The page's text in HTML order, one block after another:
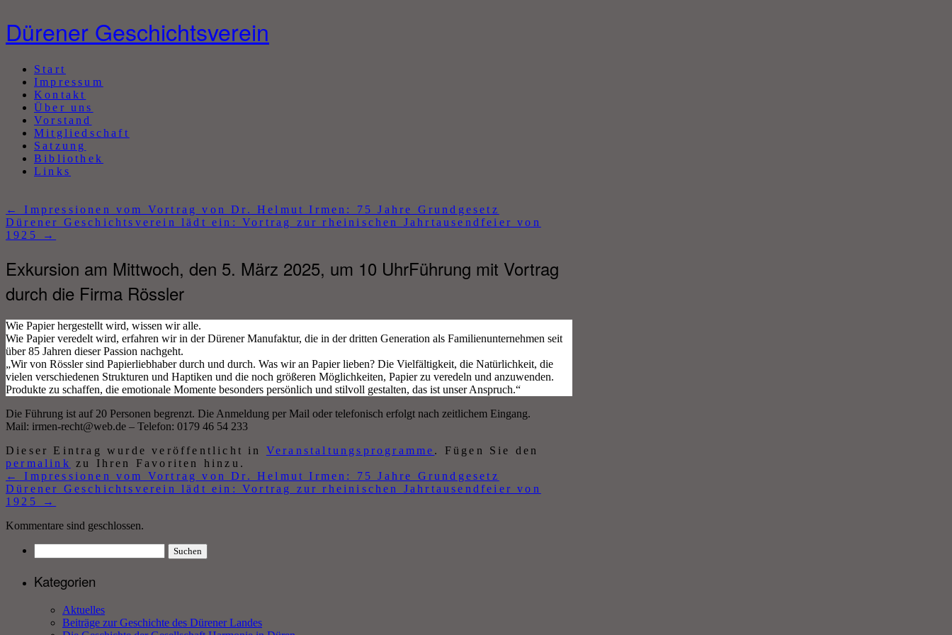
Dürener Geschichtsverein
Abbrechen
Start
Impressum
Kontakt
Über uns
Vorstand
Mitgliedschaft
Satzung
Bibliothek
Links
←
Impressionen vom Vortrag von Dr. Helmut Irmen: 75 Jahre Grundgesetz
Dürener Geschichtsverein lädt ein: Vortrag zur rheinischen Jahrtausendfeier von
1925
→
Exkursion am Mittwoch, den 5. März 2025, um 10 UhrFührung mit Vortrag
durch die Firma Rössler
Wie Papier hergestellt wird, wissen wir alle.
Wie Papier veredelt wird, erfahren wir in der Dürener Manufaktur, die in der dritten Generation als Familienunternehmen seit
über 85 Jahren dieser Passion nachgeht.
„Wir von Rössler sind Papierliebhaber durch und durch. Was wir an Papier lieben? Die Vielfältigkeit, die Natürlichkeit, die
vielen verschiedenen Strukturen und Haptiken und die noch größeren Möglichkeiten, Papier zu veredeln und anzuwenden.
Produkte zu schaffen, die emotionale Momente besonders persönlich und stilvoll gestalten, das ist unser Anspruch.“
Die Führung ist auf 20 Personen begrenzt. Die Anmeldung per Mail oder telefonisch erfolgt nach zeitlichem Eingang.
Mail: irmen-recht@web.de – Telefon: 0179 46 54 233
Dieser Eintrag wurde veröffentlicht in Veranstaltungsprogramme . Fügen Sie den
permalink zu Ihren Favoriten hinzu.
←
Impressionen vom Vortrag von Dr. Helmut Irmen: 75 Jahre Grundgesetz
Dürener Geschichtsverein lädt ein: Vortrag zur rheinischen Jahrtausendfeier von
1925
→
Kommentare sind geschlossen.
nach:
Kategorien
Aktuelles
Beiträge zur Geschichte des Dürener Landes